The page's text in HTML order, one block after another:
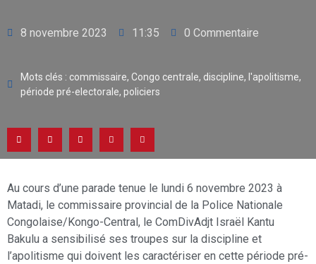
8 novembre 2023 11:35 0 Commentaire
Mots clés : commissaire, Congo centrale, discipline, l'apolitisme,
période pré-electorale, policiers
Au cours d’une parade tenue le lundi 6 novembre 2023 à
Matadi, le commissaire provincial de la Police Nationale
Congolaise/Kongo-Central, le ComDivAdjt Israël Kantu
Bakulu a sensibilisé ses troupes sur la discipline et
l’apolitisme qui doivent les caractériser en cette période pré-